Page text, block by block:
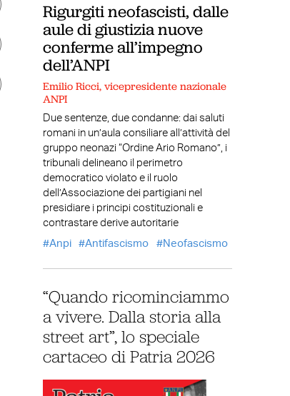
Rigurgiti neofascisti, dalle
aule di giustizia nuove
conferme all’impegno
dell’ANPI
Emilio Ricci, vicepresidente nazionale
ANPI
Due sentenze, due condanne: dai saluti
romani in un’aula consiliare all’attività del
gruppo neonazi “Ordine Ario Romano”, i
tribunali delineano il perimetro
democratico violato e il ruolo
dell’Associazione dei partigiani nel
presidiare i principi costituzionali e
contrastare derive autoritarie
Anpi
Antifascismo Neofascismo
“Quando ricominciammo
a vivere. Dalla storia alla
street art”, lo speciale
cartaceo di Patria 2026